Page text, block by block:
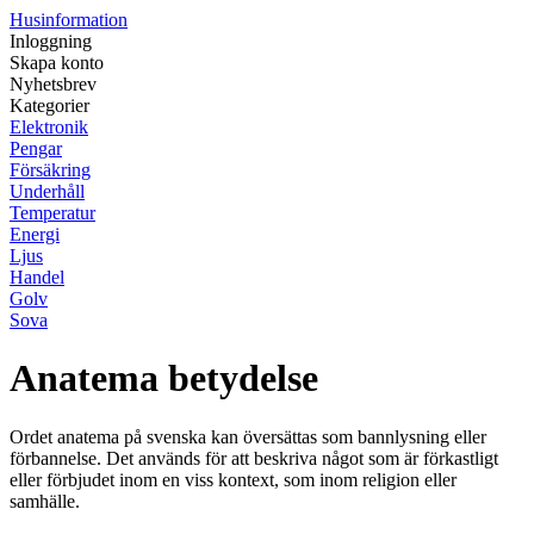
Husinformation
Inloggning
Skapa konto
Nyhetsbrev
Kategorier
Elektronik
Pengar
Försäkring
Underhåll
Temperatur
Energi
Ljus
Handel
Golv
Sova
Anatema betydelse
Ordet anatema på svenska kan översättas som bannlysning eller
förbannelse. Det används för att beskriva något som är förkastligt
eller förbjudet inom en viss kontext, som inom religion eller
samhälle.